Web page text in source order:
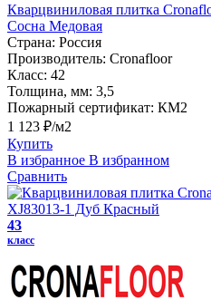
Кварцвиниловая плитка
Сосна Медовая
Страна: Россия
Производитель: Cronafloor
Класс: 42
Толщина, мм: 3,5
Пожарный сертификат: КМ2
1 123 ₽/м2
Купить
В избранное В избранном
Сравнить
43
класс